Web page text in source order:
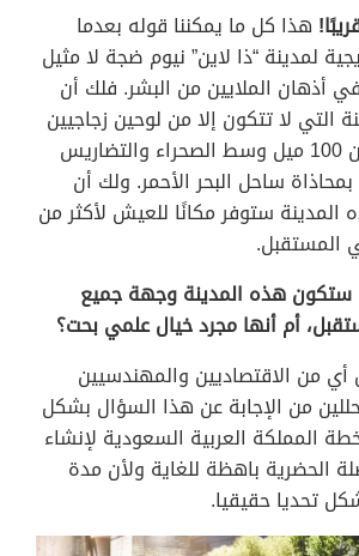
هذا كل ما يمكننا قوله بعدما
لمدينة “ذا لاين” نيوم ضجة لا مثيل
أذهان الملايين من البشر. فلك أن
التي لا تتكون إلا من لوحين زجاجيين
يمتدان عبر أكثر من 100 ميل وسط الصحراء والتضاريس
ساحل البحر الأحمر. ولك أن
المدينة ستوفر مكانًا للعيش لأكثر من
ستكون هذه المدينة وجهة جميع
أم أنها مجرد خيال علمي بحت؟
أي من الاقتصاديين والمهندسيين
من الإجابة عن هذا السؤال بشكل
المملكة العربية السعودية لإنشاء
الحضرية باهظة للغاية ولأن مدة
تحديا حقيقيا.